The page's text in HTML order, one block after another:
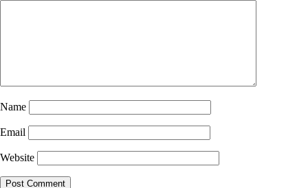
Name
Email
Website